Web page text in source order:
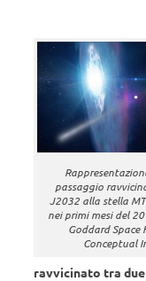
passaggio
J2032 alla stella
nei primi mesi del
Goddard Space
Conceptual
ravvicinato tra